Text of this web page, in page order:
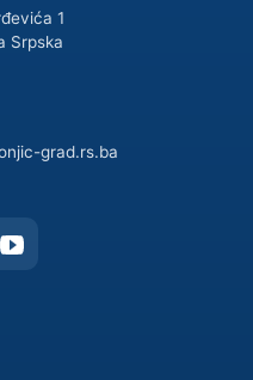
1
Srpska
grad.rs.ba